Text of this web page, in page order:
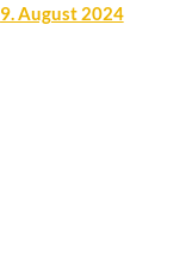
9. August 2024